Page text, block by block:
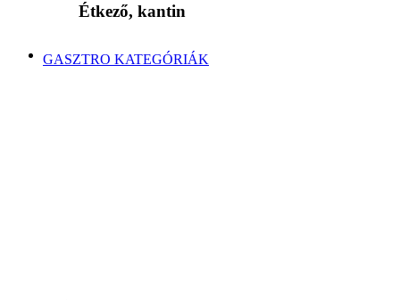
Étkező, kantin
GASZTRO KATEGÓRIÁK